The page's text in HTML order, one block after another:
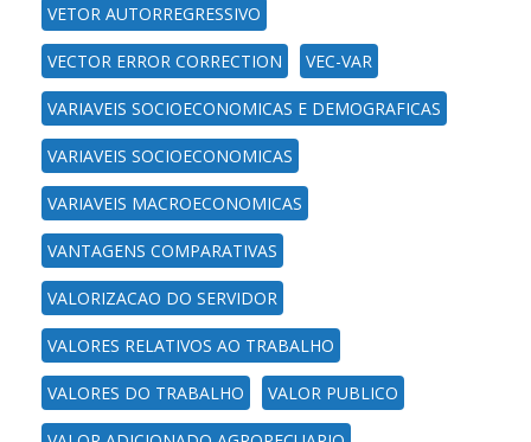
VETOR AUTORREGRESSIVO
VECTOR ERROR CORRECTION VEC-VAR
VARIAVEIS SOCIOECONOMICAS E DEMOGRAFICAS
VARIAVEIS SOCIOECONOMICAS
VARIAVEIS MACROECONOMICAS
VANTAGENS COMPARATIVAS
VALORIZACAO DO SERVIDOR
VALORES RELATIVOS AO TRABALHO
VALORES DO TRABALHO VALOR PUBLICO